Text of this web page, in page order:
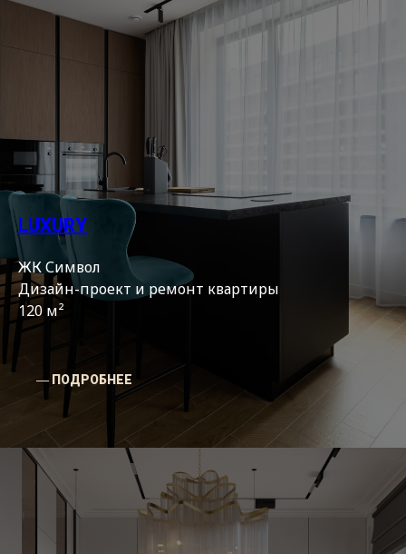
LUXURY
ЖК Символ
Дизайн-проект и ремонт квартиры
120 м²
― ПОДРОБНЕЕ